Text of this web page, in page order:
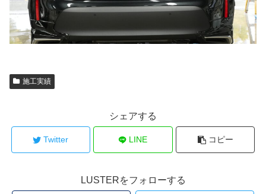
施工実績
シェアする
Twitter LINE コピー
LUSTERをフォローする